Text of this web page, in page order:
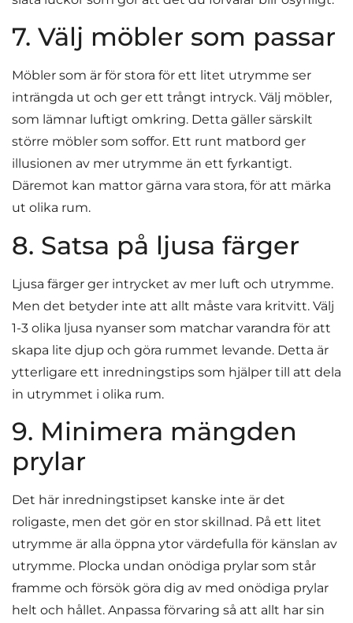
7. Välj möbler som passar
Möbler som är för stora för ett litet utrymme ser
inträngda ut och ger ett trångt intryck. Välj möbler,
som lämnar luftigt omkring. Detta gäller särskilt
större möbler som soffor. Ett runt matbord ger
illusionen av mer utrymme än ett fyrkantigt.
Däremot kan mattor gärna vara stora, för att märka
ut olika rum.
8. Satsa på ljusa färger
Ljusa färger ger intrycket av mer luft och utrymme.
Men det betyder inte att allt måste vara kritvitt. Välj
1-3 olika ljusa nyanser som matchar varandra för att
skapa lite djup och göra rummet levande. Detta är
ytterligare ett inredningstips som hjälper till att dela
in utrymmet i olika rum.
9. Minimera mängden
prylar
Det här inredningstipset kanske inte är det
roligaste, men det gör en stor skillnad. På ett litet
utrymme är alla öppna ytor värdefulla för känslan av
utrymme. Plocka undan onödiga prylar som står
framme och försök göra dig av med onödiga prylar
helt och hållet. Anpassa förvaring så att allt har sin